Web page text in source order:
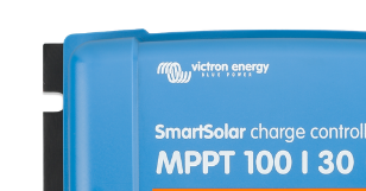
Invertoare off-grid
Incarcatoare solare
PWM
Convertoare DC-DC